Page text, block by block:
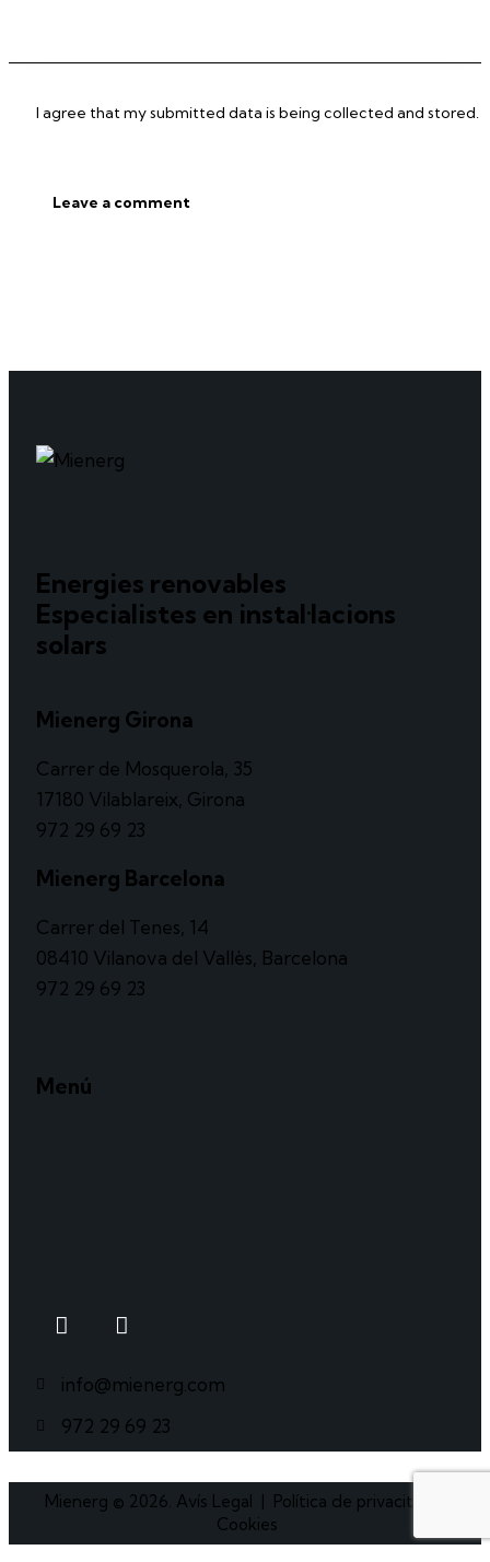
I agree that my submitted data is being collected and stored.
Energies renovables
Especialistes en instal·lacions
solars
Mienerg Girona
Carrer de Mosquerola, 35
17180 Vilablareix, Girona
972 29 69 23
Mienerg Barcelona
Carrer del Tenes, 14
08410 Vilanova del Vallès, Barcelona
972 29 69 23
Menú
info@mienerg.com
972 29 69 23
Mienerg © 2026. Avís Legal Política de privacitat
Cookies